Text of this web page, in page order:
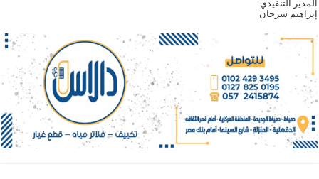
المدير التنفيذي
إبراهيم سرحان